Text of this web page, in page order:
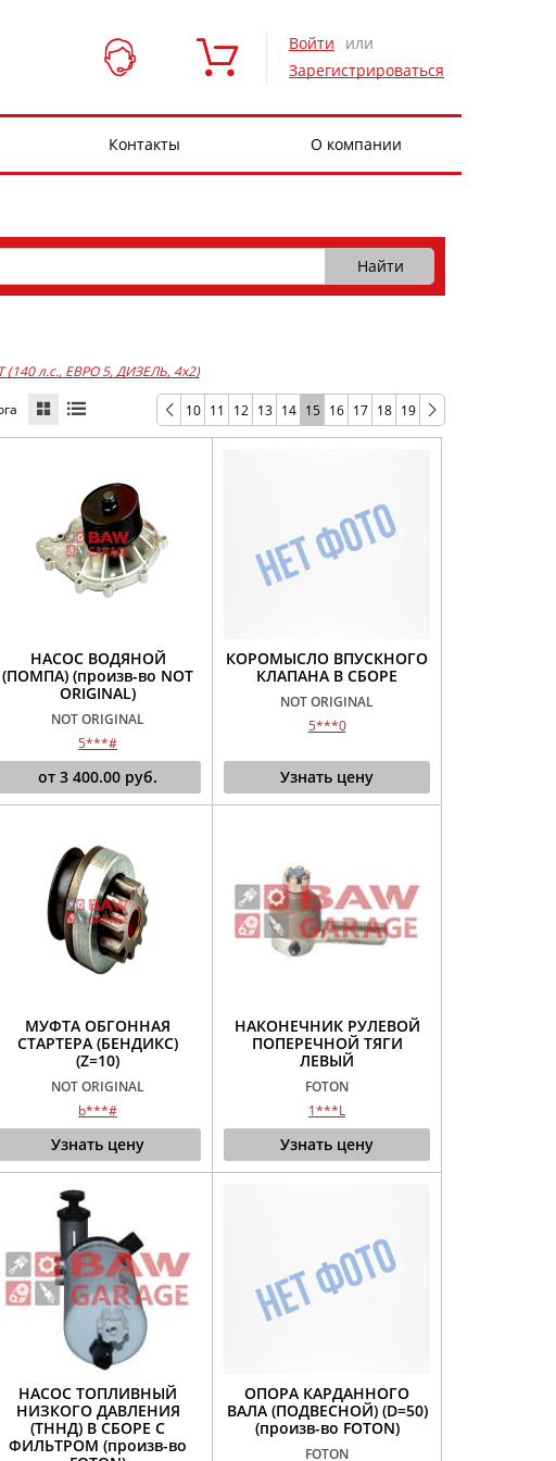
Войти
или
Зарегистрироваться
Контакты О компании
(140 л.с., ЕВРО 5, ДИЗЕЛЬ, 4x2)
10 11 12 13 14 15 16 17 18 19
НАСОС ВОДЯНОЙ
(ПОМПА) (произв-во NOT
ORIGINAL)
NOT ORIGINAL
5***#
от3 400.00 руб.
КОРОМЫСЛО ВПУСКНОГО
КЛАПАНА В СБОРЕ
NOT ORIGINAL
5***0
Узнать цену
МУФТА ОБГОННАЯ
СТАРТЕРА (БЕНДИКС)
(Z=10)
NOT ORIGINAL
b***#
Узнать цену
НАКОНЕЧНИК РУЛЕВОЙ
ПОПЕРЕЧНОЙ ТЯГИ
ЛЕВЫЙ
FOTON
1***L
Узнать цену
НАСОС ТОПЛИВНЫЙ
НИЗКОГО ДАВЛЕНИЯ
(ТННД) В СБОРЕ С
ФИЛЬТРОМ (произв-во
ОПОРА КАРДАННОГО
ВАЛА (ПОДВЕСНОЙ) (D=50)
(произв-во FOTON)
FOTON